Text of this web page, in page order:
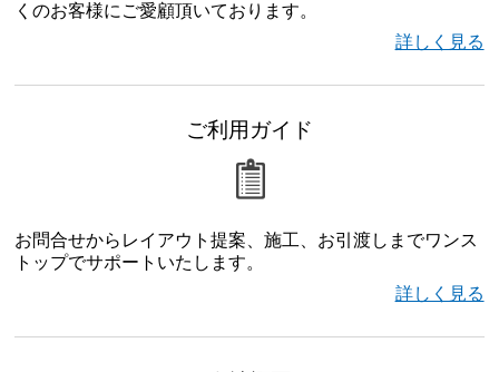
くのお客様にご愛顧頂いております。
詳しく見る
ご利用ガイド
お問合せからレイアウト提案、施工、お引渡しまでワンス
トップでサポートいたします。
詳しく見る